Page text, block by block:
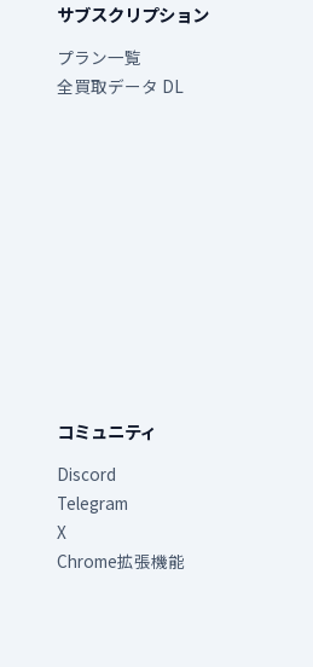
サブスクリプション
プラン一覧
全買取データ DL
コミュニティ
Discord
Telegram
X
Chrome拡張機能